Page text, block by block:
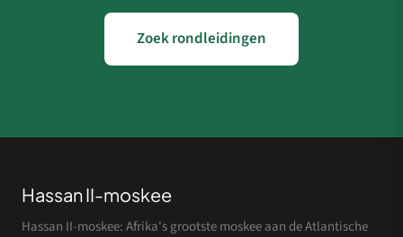
Zoek rondleidingen
Hassan II-moskee
Hassan II-moskee: Afrika's grootste moskee aan de Atlantische